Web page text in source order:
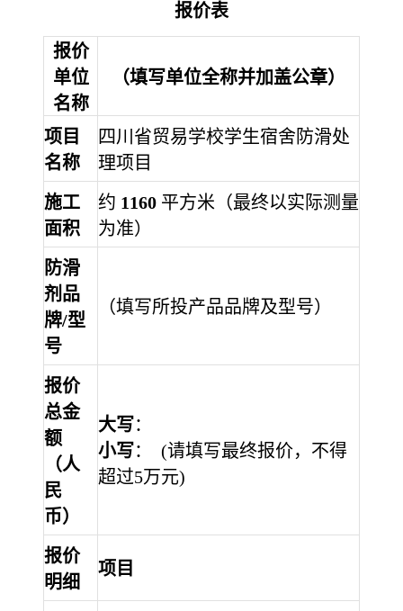
报价表
报价
单位
名称
（填写单位全称并加盖公章）
项目
名称
四川省贸易学校学生宿舍防滑处
理项目
施工
面积
约 1160 平方米（最终以实际测量
为准）
防滑
剂品
牌/型
号
（填写所投产品品牌及型号）
报价
总金
额
（人
民
币）
大写：
小写：
(请填写最终报价，不得
超过5万元)
报价
明细
项目